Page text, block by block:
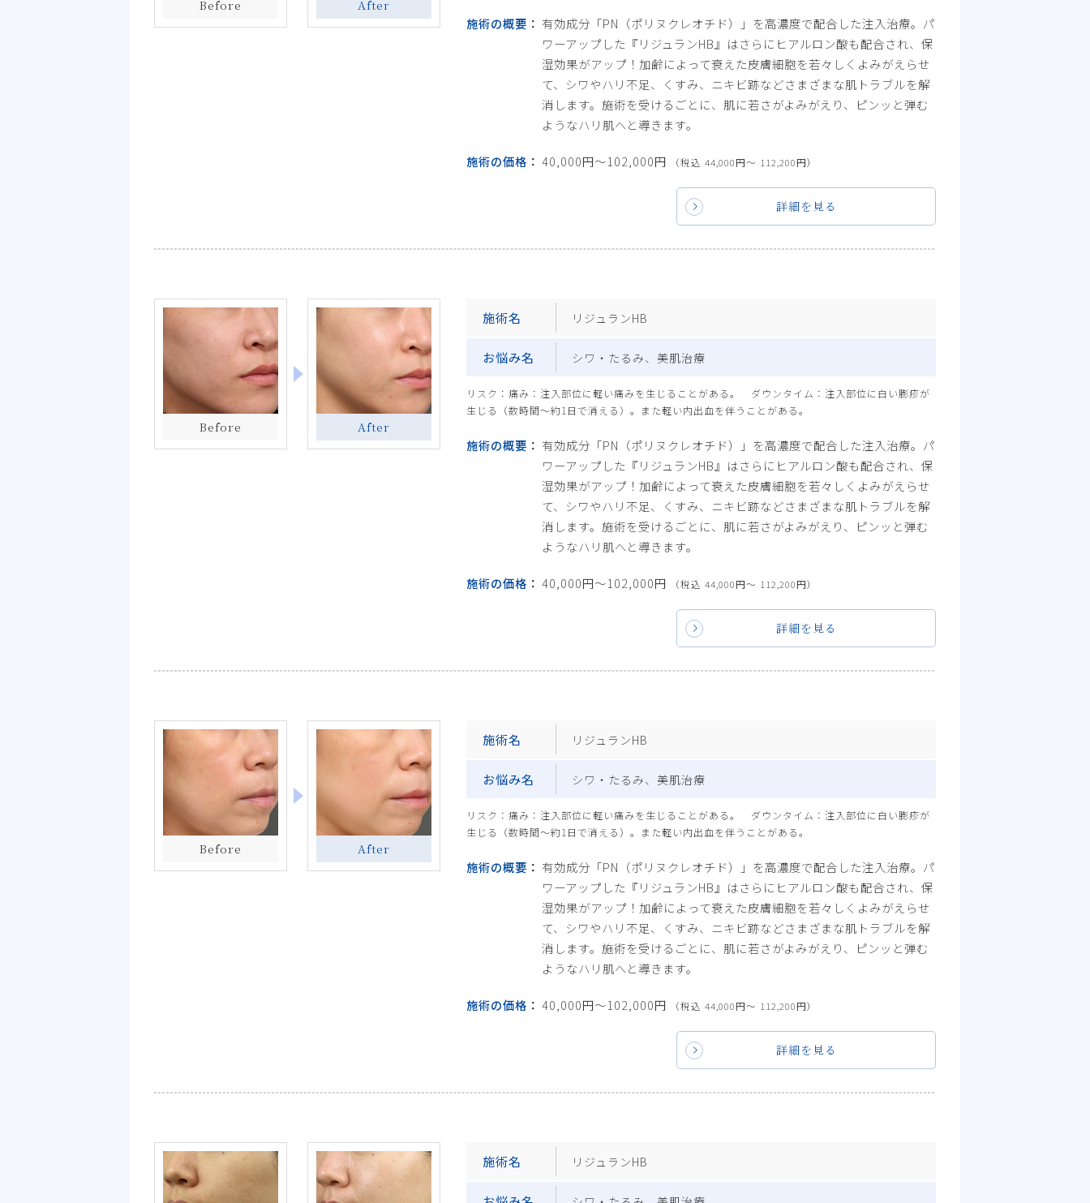
Before After
施術の概要
有効成分「PN（ポリヌクレオチド）」を高濃度で配合した注入治療。パ
ワーアップした『リジュランHB』はさらにヒアルロン酸も配合され、保
湿効果がアップ！加齢によって衰えた皮膚細胞を若々しくよみがえらせ
て、シワやハリ不足、くすみ、ニキビ跡などさまざまな肌トラブルを解
消します。施術を受けるごとに、肌に若さがよみがえり、ピンッと弾む
ようなハリ肌へと導きます。
施術の価格 40,000円〜102,000円 （税込 44,000円〜 112,200円）
詳細を見る
Before After
施術名 リジュランHB
お悩み名 シワ・たるみ、美肌治療
リスク：痛み：注入部位に軽い痛みを生じることがある。 ダウンタイム：注入部位に白い膨疹が
生じる（数時間～約1日で消える）。また軽い内出血を伴うことがある。
施術の概要
有効成分「PN（ポリヌクレオチド）」を高濃度で配合した注入治療。パ
ワーアップした『リジュランHB』はさらにヒアルロン酸も配合され、保
湿効果がアップ！加齢によって衰えた皮膚細胞を若々しくよみがえらせ
て、シワやハリ不足、くすみ、ニキビ跡などさまざまな肌トラブルを解
消します。施術を受けるごとに、肌に若さがよみがえり、ピンッと弾む
ようなハリ肌へと導きます。
施術の価格 40,000円〜102,000円 （税込 44,000円〜 112,200円）
詳細を見る
Before After
施術名 リジュランHB
お悩み名 シワ・たるみ、美肌治療
リスク：痛み：注入部位に軽い痛みを生じることがある。 ダウンタイム：注入部位に白い膨疹が
生じる（数時間～約1日で消える）。また軽い内出血を伴うことがある。
施術の概要
有効成分「PN（ポリヌクレオチド）」を高濃度で配合した注入治療。パ
ワーアップした『リジュランHB』はさらにヒアルロン酸も配合され、保
湿効果がアップ！加齢によって衰えた皮膚細胞を若々しくよみがえらせ
て、シワやハリ不足、くすみ、ニキビ跡などさまざまな肌トラブルを解
消します。施術を受けるごとに、肌に若さがよみがえり、ピンッと弾む
ようなハリ肌へと導きます。
施術の価格 40,000円〜102,000円 （税込 44,000円〜 112,200円）
詳細を見る
施術名 リジュランHB